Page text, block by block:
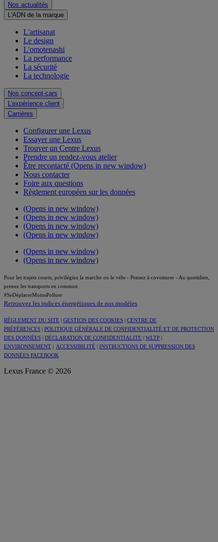
Nos actualités
L'ADN de la marque
L'artisanat
Le design
L'omotenashi
La performance
La sécurité
La technologie
Nos concept-cars
L'expérience client
Carrières
Configurer une Lexus
Essayer une Lexus
Trouver un Centre Lexus
Prendre un rendez-vous atelier
Être recontacté (Opens in new window)
Nous contacter
Foire aux questions
Règlement européen sur les données
(Opens in new window)
(Opens in new window)
(Opens in new window)
(Opens in new window)
(Opens in new window)
(Opens in new window)
Pour les trajets courts, privilégiez la marche ou le vélo - Pensez à covoiturer - Au quotidien,
prenez les transports en commun
#SeDéplacerMoinsPolluer
Retrouvez les indices énergétiques de nos modèles
RÈGLEMENT DU SITE GESTION DES COOKIES
CENTRE DE
PRÉFÉRENCES
POLITIQUE GÉNÉRALE DE CONFIDENTIALITÉ ET DE PROTECTION
DES DONNÉES
DÉCLARATION DE CONFIDENTIALITE WLTP
ENVIRONNEMENT
ACCESSIBILITÉ
INSTRUCTIONS DE SUPPRESSION DES
DONNÉES FACEBOOK
Lexus France © 2026